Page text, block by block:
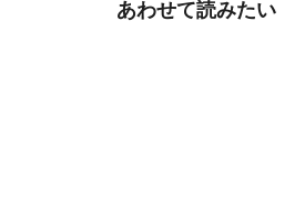
あわせて読みたい